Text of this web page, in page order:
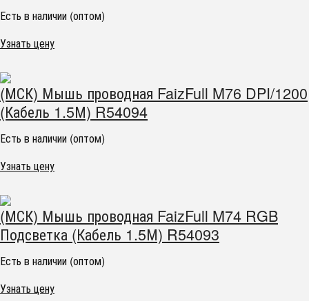
Есть в наличии (оптом)
Узнать цену
(МСК) Мышь проводная FaizFull M76 DPI/1200
(Кабель 1.5М) R54094
Есть в наличии (оптом)
Узнать цену
(МСК) Мышь проводная FaizFull M74 RGB
Подсветка (Кабель 1.5М) R54093
Есть в наличии (оптом)
Узнать цену